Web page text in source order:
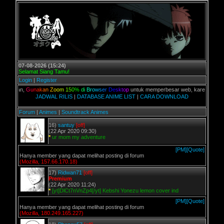
07-08-2026 (15:24)
Selamat Siang Tamu!
Login | Register
Gun akan Zoo m 150% di Browser Des ktopuntuk memperbesar web, karena aslinya
JADWAL RILIS | DATABASE ANIME LIST | CARA DOWNLOAD
Forum | Animes | Soundtrack Animes
16) santuy [off]
(22 Apr 2020 09:30)
* ur mom my adventure
[PM][Quote]
Hanya member yang dapat melihat posting di forum
(Mozilla, 157.66.170.18)
17) Ridwan71 [off]
Premium
(22 Apr 2020 11:24)
* [yt]DlCt7nVnZp4[/yt] Kebshi Yonezu lemon cover ind
[PM][Quote]
Hanya member yang dapat melihat posting di forum
(Mozilla, 180.249.165.227)